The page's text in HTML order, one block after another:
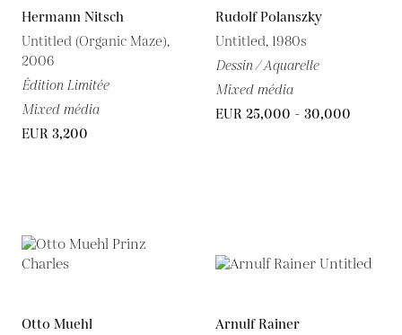
Hermann Nitsch
Untitled (Organic Maze),
2006
Édition Limitée
Mixed média
EUR 3,200
Rudolf Polanszky
Untitled, 1980s
Dessin / Aquarelle
Mixed média
EUR 25,000 - 30,000
Otto Muehl
Arnulf Rainer